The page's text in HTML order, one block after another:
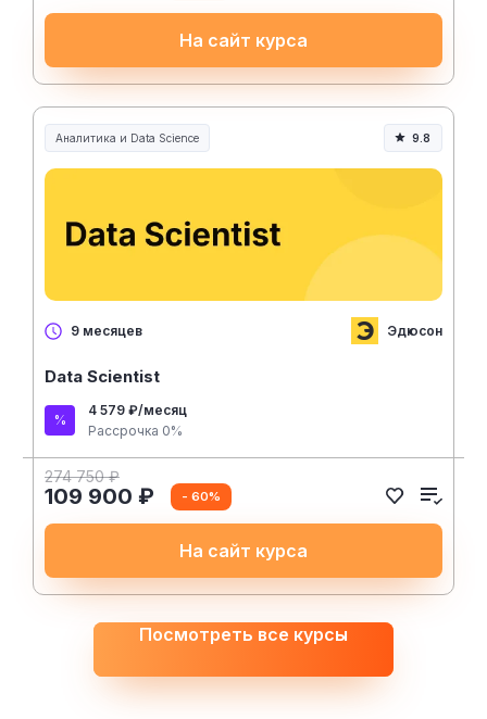
На сайт курса
Аналитика и Data Science 9.8
9 месяцев Эдюсон
Data Scientist
4 579 ₽/месяц
Рассрочка 0%
274 750 ₽
109 900 ₽ - 60%
На сайт курса
Посмотреть все курсы